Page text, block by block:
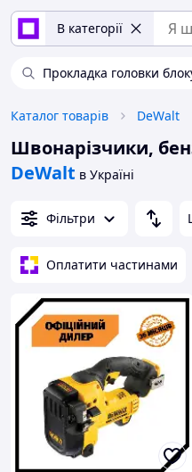
В категорії
Прокладка головки
Каталог товарів DeWalt
Швонарізчики,
DeWalt в Україні
Фільтри
Оплатити частинами